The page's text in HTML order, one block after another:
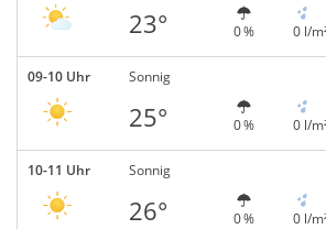
23° 0 % 0 l/
09-10 Uhr Sonnig
25° 0 % 0 l/
10-11 Uhr Sonnig
26° 0 % 0 l/